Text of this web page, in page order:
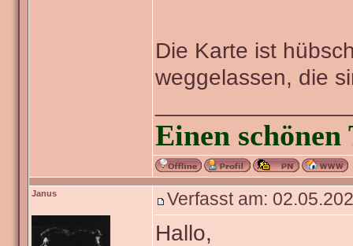
Die Karte ist
weggelassen, die
Einen
Janus Verfasst am:
Hallo,